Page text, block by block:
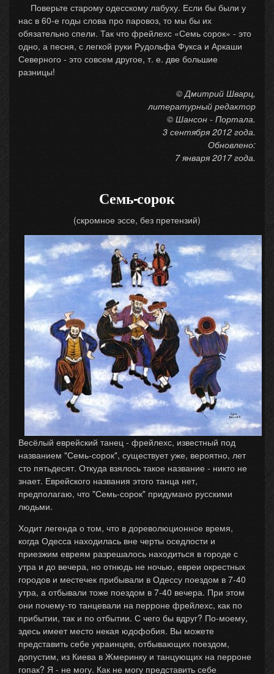
Поверьте старому одесскому лабуху. Если бы были у
нас в 60-е годы слова про паровоз, то мы бы их
обязательно спели. Так что фрейлехс «Семь сорок» - это
одно, а песня, с легкой руки Рудольфа Фукса и Аркаши
Северного - это совсем другое, т. е. две большие
разницы!
© Дмитрий Шварц,
литературный редактор
© Шансон - Портала.
3 сентября 2012 года.
Обновлено:
7 января 2017 года.
Семь-сорок
(скромное эссе, без претензий)
Весёлый еврейский танец - фрейлехс, известный под
названием "Семь-сорок", существует уже, вероятно, лет
сто пятьдесят. Откуда взялось такое название - никто не
знает. Еврейского названия этого танца нет,
предполагаю, что "Семь-сорок" придумано русскими
людьми.
Ходит легенда о том, что в дореволюционное время,
когда Одесса находилась вне черты оседлости и
приезжим евреям разрешалось находиться в городе с
утра и до вечера, но отнюдь не ночью, евреи окрестных
городов и местечек прибывали в Одессу поездом в 7-40
утра, а отбывали тоже поездом в 7-40 вечера. При этом
они почему-то танцевали на перроне фрейлехс, как по
прибытии, так и по отбытии. С чего бы вдруг? По-моему,
здесь имеет место некая юдофобия. Вы можете
представить себе украинцев, отбывающих поездом,
допустим, из Киева в Жмеринку и танцующих на перроне
гопак? Я - не могу. Как не могу представить себе